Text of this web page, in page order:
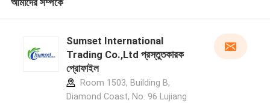
আমাদের সম্পর্কে
Sumset International
Trading Co.,Ltd প্রস্তুতকারক
প্রোফাইল
Room 1503, Building B,
Diamond Coast, No. 96 Lujiang